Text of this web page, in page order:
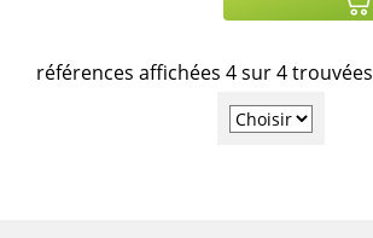
références affichées 4 sur 4 trouvées